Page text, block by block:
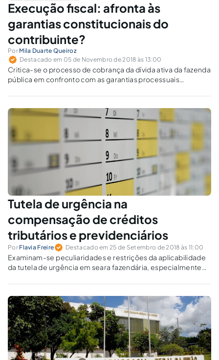
Execução fiscal: afronta às
garantias constitucionais do
contribuinte?
Por Mila Duarte Queiroz
Destacado em 05 de Novembro de 2018 às 13:00
Critica-se o processo de cobrança da dívida ativa da fazenda
pública em confronto com as garantias processuais
Tutela de urgência na
compensação de créditos
tributários e previdenciários
Por Flavia Freire Destacado em 25 de Setembro de 2018 às 11:00
Examinam-se peculiaridades e restrições da aplicabilidade
da tutela de urgência em seara fazendária, especialmente
previdenciários.